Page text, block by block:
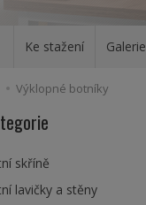
Ke stažení Galerie
Výklopné botníky
skříně
lavičky a stěny